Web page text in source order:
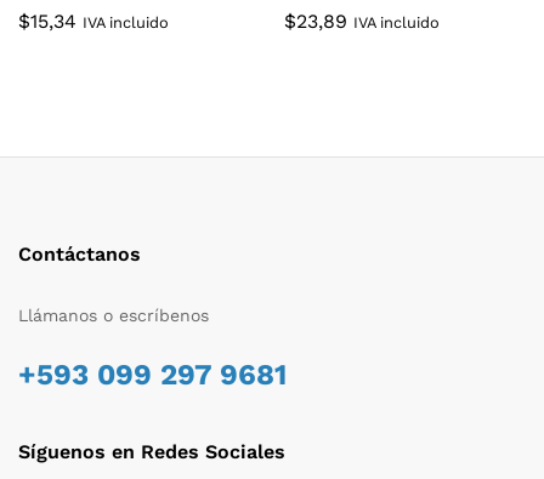
$15,34 IVA incluido $23,89 IVA incluido
Contáctanos
Llámanos o escríbenos
+593 099 297 9681
Síguenos en Redes Sociales